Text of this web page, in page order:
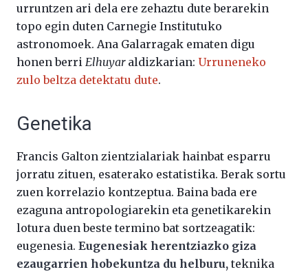
urruntzen ari dela ere zehaztu dute berarekin
topo egin duten Carnegie Institutuko
astronomoek. Ana Galarragak ematen digu
honen berri Elhuyaraldizkarian: Urruneneko
zulo beltza detektatu dute.
Genetika
Francis Galton zientzialariak hainbat esparru
jorratu zituen, esaterako estatistika. Berak sortu
zuen korrelazio kontzeptua. Baina bada ere
ezaguna antropologiarekin eta genetikarekin
lotura duen beste termino bat sortzeagatik:
eugenesia. Eugenesiak herentziazko giza
ezaugarrien hobekuntza du helburu, teknika